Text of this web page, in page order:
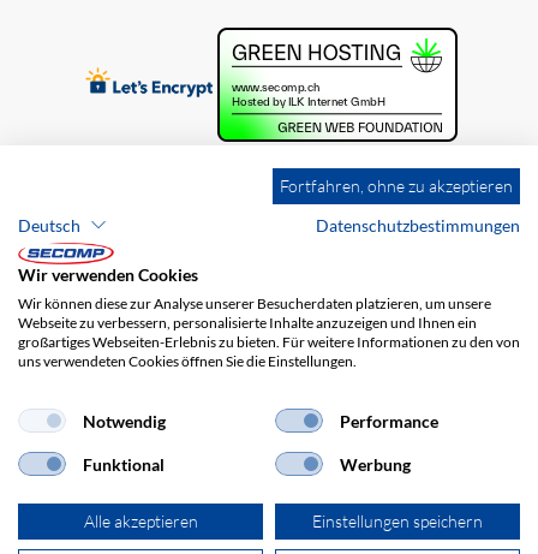
Brands Impressum
AGB
Haftungsausschluss
Versandkosten
Fortfahren, ohne zu akzeptieren
Deutsch
Datenschutzbestimmungen
Wir verwenden Cookies
Wir können diese zur Analyse unserer Besucherdaten platzieren, um unsere
Webseite zu verbessern, personalisierte Inhalte anzuzeigen und Ihnen ein
großartiges Webseiten-Erlebnis zu bieten. Für weitere Informationen zu den von
uns verwendeten Cookies öffnen Sie die Einstellungen.
Notwendig Performance
Funktional Werbung
Alle akzeptieren Einstellungen speichern